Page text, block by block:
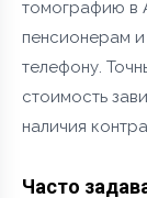
томографию в
пенсионерам и
телефону.
стоимость
наличия
Часто